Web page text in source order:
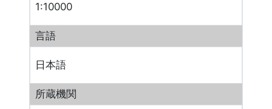
1:10000
言語
日本語
所蔵機関